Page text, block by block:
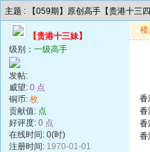
主题 : 【059期】原创高手【贵港十三
【贵港十三妹】
级别： 一级高手
发帖:
威望: 0 点
铜币: 枚
贡献值: 点
好评度: 0 点
在线时间: 0(时)
注册时间: 1970-01-01
楼
香
香
香
香